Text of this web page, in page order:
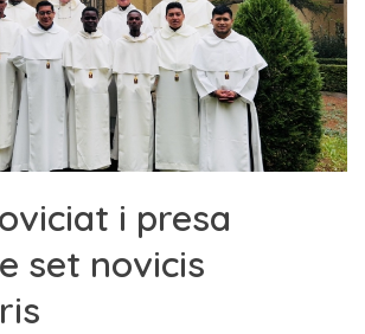
i presa
set novicis